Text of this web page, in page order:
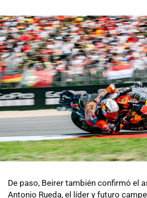
De paso, Beirer también confirmó el
Antonio Rueda, el líder y futuro